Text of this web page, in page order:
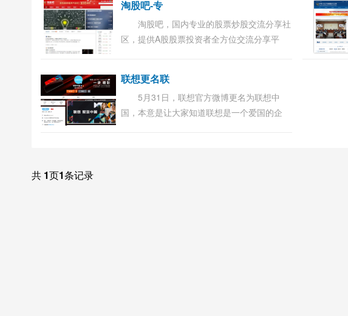
代，引起网...
淘股吧-专
淘股吧，国内专业的股票炒股交流分享社
区，提供A股股票投资者全方位交流分享平
情、牛人股...
联想更名联
5月31日，联想官方微博更名为联想中
国，本意是让大家知道联想是一个爱国的企
共 1页1条记录